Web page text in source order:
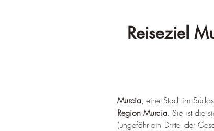
Reiseziel
Murcia, eine Stadt im
Region Murcia. Sie ist die
(ungefähr ein Drittel der